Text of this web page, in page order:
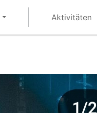
Aktivitäten